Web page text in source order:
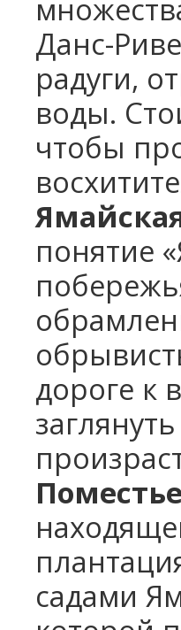
Данс-
радуги,
воды.
чтобы
понятие
дороге к
садами